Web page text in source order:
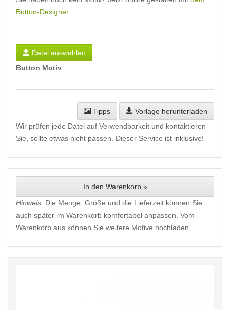
Button-Designer.
Datei auswählen
Button Motiv
Tipps
Vorlage herunterladen
Wir prüfen jede Datei auf Verwendbarkeit und kontaktieren
Sie, sollte etwas nicht passen. Dieser Service ist inklusive!
In den Warenkorb »
Hinweis: Die Menge, Größe und die Lieferzeit können Sie
auch später im Warenkorb komfortabel anpassen. Vom
Warenkorb aus können Sie weitere Motive hochladen.